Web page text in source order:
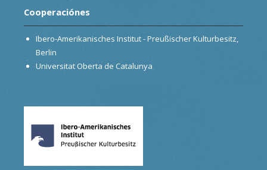
Cooperaciónes
Ibero-Amerikanisches Institut - Preußischer Kulturbesitz,
Berlin
Universitat Oberta de Catalunya